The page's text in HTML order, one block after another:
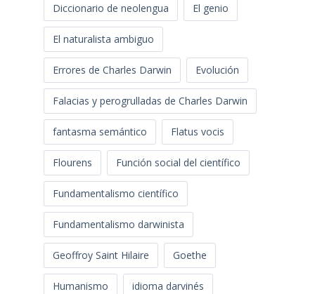
Diccionario de neolengua El genio
El naturalista ambiguo
Errores de Charles Darwin Evolución
Falacias y perogrulladas de Charles Darwin
fantasma semántico Flatus vocis
Flourens Función social del científico
Fundamentalismo científico
Fundamentalismo darwinista
Geoffroy Saint Hilaire Goethe
Humanismo idioma darvinés